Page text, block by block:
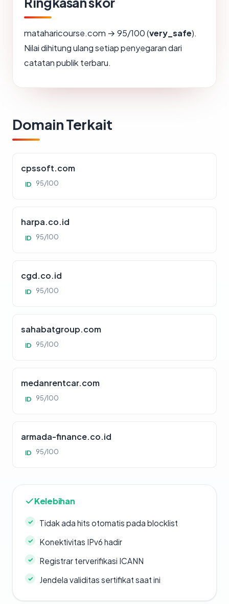
mataharicourse.com → 95/100 (very_safe).
Nilai dihitung ulang setiap penyegaran dari
catatan publik terbaru.
Domain Terkait
cpssoft.com
ID 95/100
harpa.co.id
ID 95/100
cgd.co.id
ID 95/100
sahabatgroup.com
ID 95/100
medanrentcar.com
ID 95/100
armada-finance.co.id
ID 95/100
Kelebihan
Tidak ada hits otomatis pada blocklist
Konektivitas IPv6 hadir
Registrar terverifikasi ICANN
Jendela validitas sertifikat saat ini